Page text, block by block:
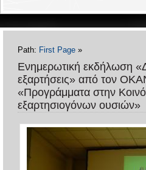
Path: First Page »
Ενημερωτική εκδήλωση
εξαρτήσεις» από τον
«Προγράμματα στην
εξαρτησιογόνων ουσιών»